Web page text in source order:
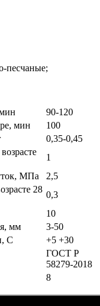
песчаные;
90-120
мин
100
0,35-0,45
1
МПа
2,5
28
0,3
10
мм
3-50
С
+5 +30
ГОСТ Р
58279-2018
8